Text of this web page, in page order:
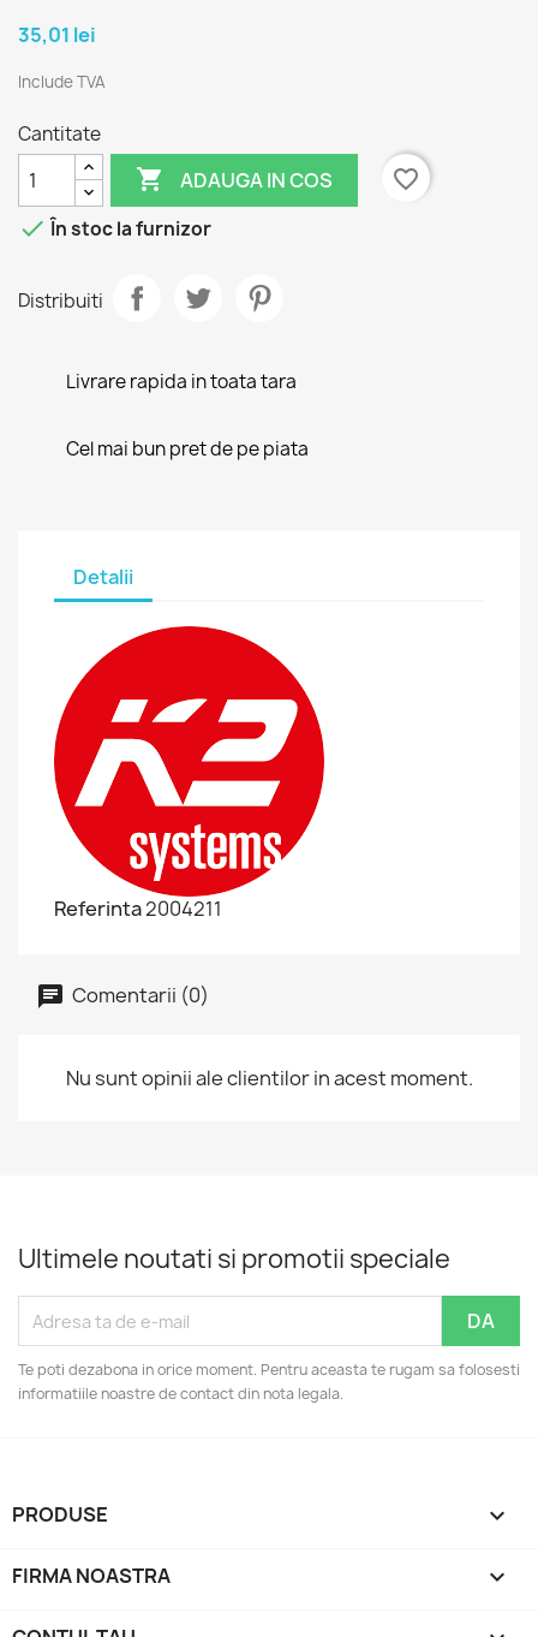
35,01 lei
Include TVA
Cantitate
 ADAUGA IN COS
favorite_border
 În stoc la furnizor
Distribuiti
Livrare rapida in toata tara
Cel mai bun pret de pe piata
Detalii
Referinta2004211
Comentarii (0)
Nu sunt opinii ale clientilor in acest moment.
Ultimele noutati si promotii speciale
Te poti dezabona in orice moment. Pentru aceasta te rugam sa folosesti
informatiile noastre de contact din nota legala.
PRODUSE 
FIRMA NOASTRA 